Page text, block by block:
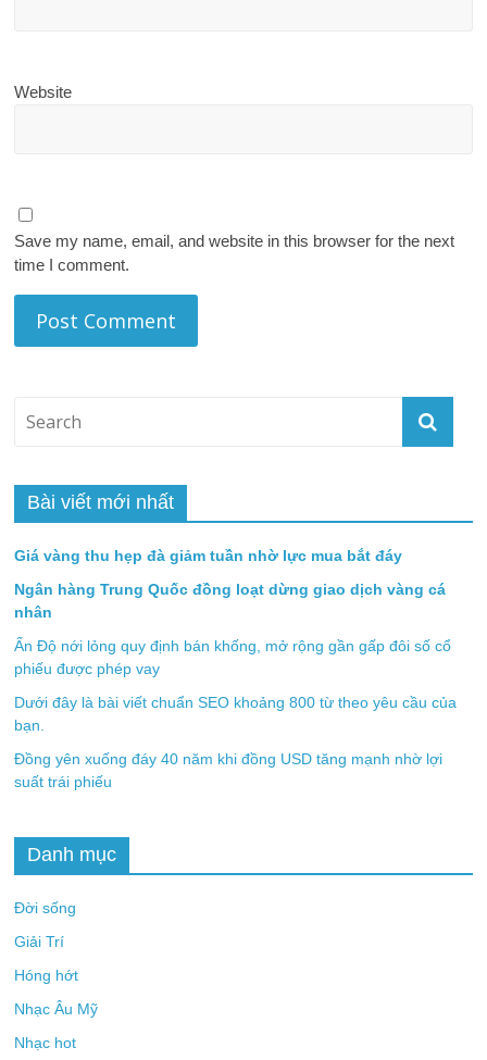
Website
Save my name, email, and website in this browser for the next
time I comment.
Bài viết mới nhất
Giá vàng thu hẹp đà giảm tuần nhờ lực mua bắt đáy
Ngân hàng Trung Quốc đồng loạt dừng giao dịch vàng cá
nhân
Ấn Độ nới lỏng quy định bán khống, mở rộng gần gấp đôi số cổ
phiếu được phép vay
Dưới đây là bài viết chuẩn SEO khoảng 800 từ theo yêu cầu của
bạn.
Đồng yên xuống đáy 40 năm khi đồng USD tăng mạnh nhờ lợi
suất trái phiếu
Danh mục
Đời sống
Giải Trí
Hóng hớt
Nhạc Âu Mỹ
Nhạc hot